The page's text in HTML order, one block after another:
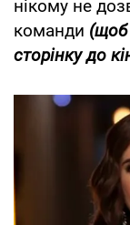
нікому не
команди (щоб
сторінку до